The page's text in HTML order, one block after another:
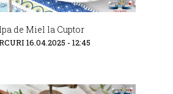
de Miel la Cuptor
16.04.2025 - 12:45